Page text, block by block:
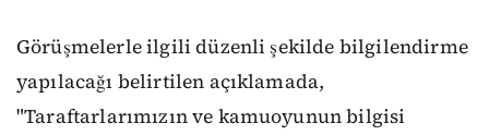
Görüşmelerle ilgili düzenli şekilde bilgilendirme
yapılacağı belirtilen açıklamada,
"Taraftarlarımızın ve kamuoyunun bilgisi